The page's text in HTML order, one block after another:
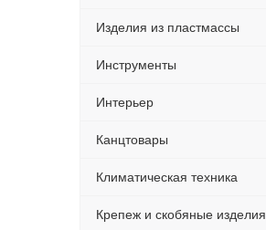
Изделия из пластмассы
Инструменты
Интерьер
Канцтовары
Климатическая техника
Крепеж и скобяные изделия